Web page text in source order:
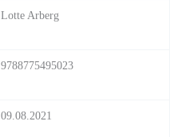
Lotte Arberg
9788775495023
09.08.2021